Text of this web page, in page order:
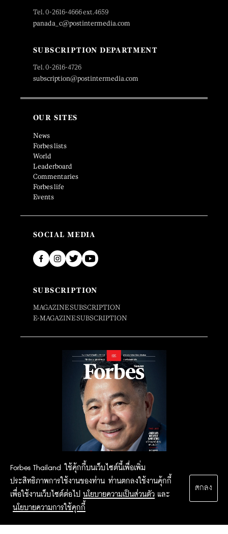
Forbes Thailand ใช้คุ้กกี้บนเว็บไซต์นี้เพื่อเพิ่ม
ประสิทธิภาพการใช้งานของท่าน ท่านตกลงใช้งานคุ้กกี้
เพื่อใช้งานเว็บไซต์ต่อไป นโยบายความเป็นส่วนตัว และ
นโยบายความการใช้คุกกี้
ตกลง
Tel. 0-2616-4666 ext.4659
panada_c@postintermedia.com
SUBSCRIPTION DEPARTMENT
Tel. 0-2616-4726
subscription@postintermedia.com
OUR SITES
News
Forbes lists
World
Leaderboard
Commentaries
Forbes life
Events
SOCIAL MEDIA
SUBSCRIPTION
MAGAZINE SUBSCRIPTION
E-MAGAZINE SUBSCRIPTION
2015 Forbesthailand.com ALL RIGHTS RESERVED